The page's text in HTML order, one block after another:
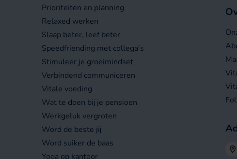
Prioriteiten en planning
Relaxed werken
Slaap beter, leef beter
Speedfriending met collega’s
Stimuleer je groeimindset
Verbindend communiceren
Vitale voeding
Wat te doen bij je pensioen
Werkgeluk vergroten
Word de beste jij
Word suiker de baas
Yoga op kantoor